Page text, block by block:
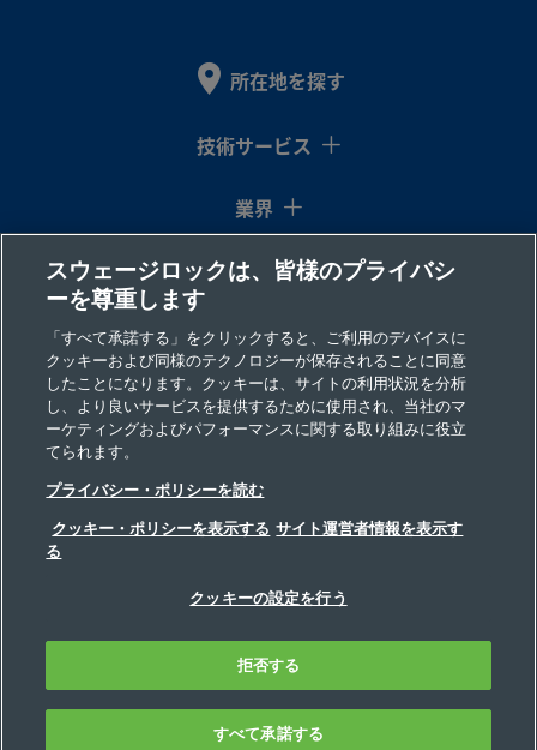
所在地を探す
技術サービス
業界
コラム
リソース
会社情報
安全な製品の選定について
プライバシー
利用規定
インプリント
ウェブサイト・ヘルプデスク
FAQ
サイトマップ
Cookie 優先設定
私の個人情報を販売、共有しないでください
スウェージロックは、皆様のプライバシ
ーを尊重します
「すべて承諾する」をクリックすると、ご利用のデバイスに
クッキーおよび同様のテクノロジーが保存されることに同意
したことになります。クッキーは、サイトの利用状況を分析
し、より良いサービスを提供するために使用され、当社のマ
ーケティングおよびパフォーマンスに関する取り組みに役立
てられます。
プライバシー・ポリシーを読む
クッキー・ポリシーを表示する サイト運営者情報を表示す
る
クッキーの設定を行う
拒否する
すべて承諾する